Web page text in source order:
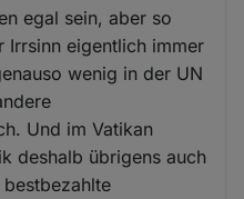
egal sein, aber so
Irrsinn eigentlich immer
wenig in der UN
Und im Vatikan
deshalb übrigens auch